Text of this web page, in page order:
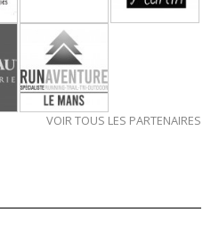
VOIR TOUS LES PARTENAIRES